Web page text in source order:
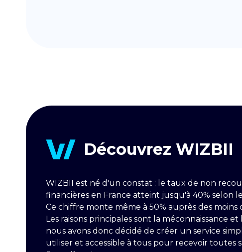
Découvrez WIZBII
WIZBII est né d'un constat : le taux de non
financières en France atteint jusqu'à 40% selon
Ce chiffre monte même à 50% auprès des moins
Les raisons principales sont la méconnaissance
nous avons donc décidé de créer un service
utiliser et accessible à tous pour recevoir toutes